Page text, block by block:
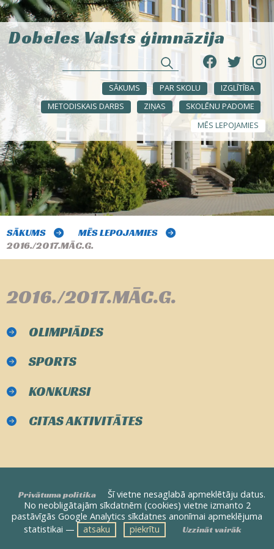
Dobeles Valsts ģimnāzija
SĀKUMS PAR SKOLU
IZGLĪTĪBA
METODISKAIS DARBS
ZIŅAS
SKOLĒNU PADOME
MĒS LEPOJAMIES
SĀKUMS
MĒS LEPOJAMIES
2016./2017.MĀC.G.
2016./2017.MĀC.G.
OLIMPIĀDES
SPORTS
KONKURSI
CITAS AKTIVITĀTES
Privātuma politika
Šī vietne nesaglabā apmeklētāju datus.
No neobligātajām sīkdatnēm (cookies) vietne izmanto 2
pastāvīgās Google Analytics sīkdatnes anonīmai apmeklējuma
statistikai —
atsaku piekrītu Uzzināt vairāk